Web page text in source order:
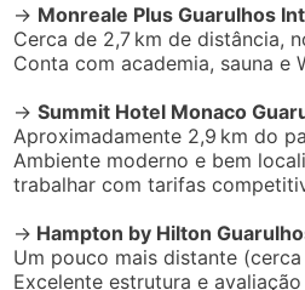
Contatos –
Tietê
Telefone: (11) 2823‑2250
Reservas e atendimento:
Museu do Tietê:(11)